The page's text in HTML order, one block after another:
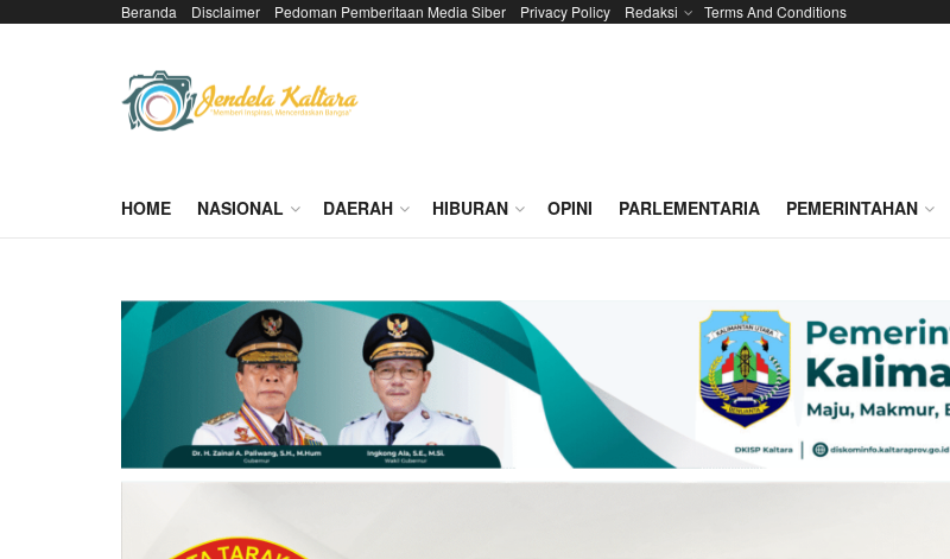
Beranda Disclaimer Pedoman Pemberitaan Media Siber Privacy Policy Redaksi Terms And Conditions
HOME NASIONAL DAERAH HIBURAN OPINI PARLEMENTARIA PEMERINTAHAN